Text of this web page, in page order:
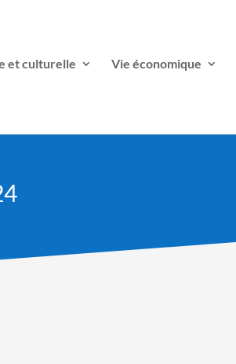
et culturelle Vie économique